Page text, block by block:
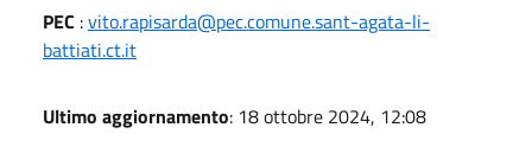
PEC :vito.rapisarda@pec.comune.sant-agata-li-
battiati.ct.it
Ultimo aggiornamento: 18 ottobre 2024, 12:08